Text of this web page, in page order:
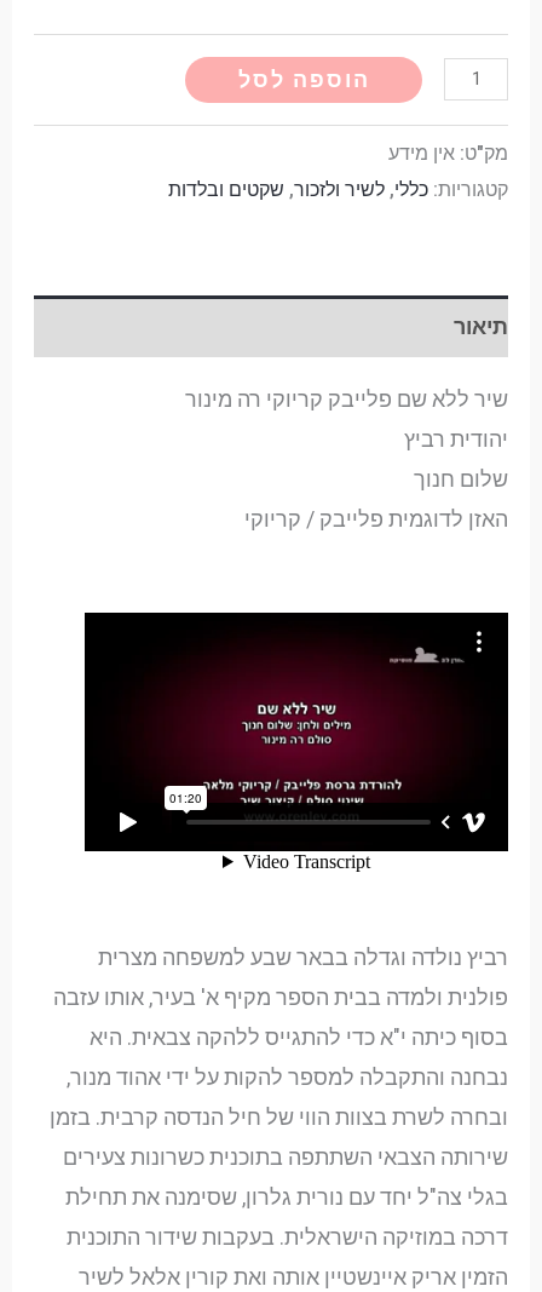
הוספה לסל Alternative:
מק"ט: אין מידע
קטגוריות: כללי, לשיר ולזכור, שקטים ובלדות
תיאור
שיר ללא שם פלייבק קריוקי רה מינור
יהודית רביץ
שלום חנוך
האזן לדוגמית פלייבק / קריוקי
רביץ נולדה וגדלה בבאר שבע למשפחה מצרית
פולנית ולמדה בבית הספר מקיף א' בעיר, אותו עזבה
בסוף כיתה י"א כדי להתגייס ללהקה צבאית. היא
נבחנה והתקבלה למספר להקות על ידי אהוד מנור,
ובחרה לשרת בצוות הווי של חיל הנדסה קרבית. בזמן
שירותה הצבאי השתתפה בתוכנית כשרונות צעירים
בגלי צה"ל יחד עם נורית גלרון, שסימנה את תחילת
דרכה במוזיקה הישראלית. בעקבות שידור התוכנית
הזמין אריק איינשטיין אותה ואת קורין אלאל לשיר